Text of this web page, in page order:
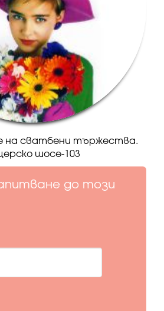
на сватбени тържества.
шосе-103
до този